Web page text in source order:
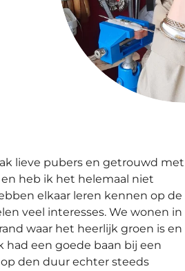
lieve pubers en getrouwd met
heb ik het helemaal niet
elkaar leren kennen op de
veel interesses. We wonen in
waar het heerlijk groen is en
een goede baan bij een
den duur echter steeds